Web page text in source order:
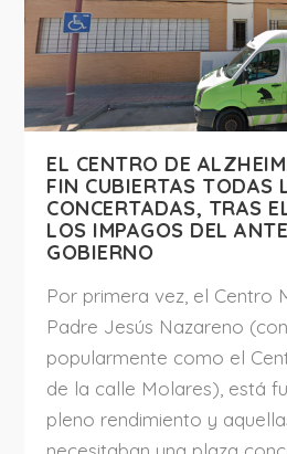
EL CENTRO DE
FIN CUBIERTAS TODAS
CONCERTADAS, TRAS
LOS IMPAGOS DEL
GOBIERNO
Por primera vez, el Centro
Padre Jesús Nazareno
popularmente como el
de la calle Molares), está
pleno rendimiento y